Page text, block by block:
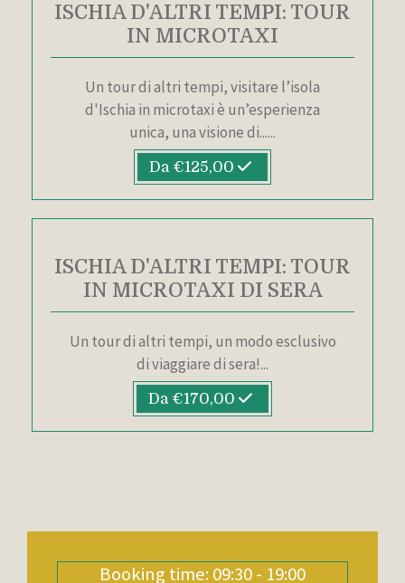
ISCHIA D'ALTRI TEMPI: TOUR
IN MICROTAXI
Un tour di altri tempi, visitare l’isola
d'Ischia in microtaxi è un’esperienza
unica, una visione di......
Da €125,00
ISCHIA D'ALTRI TEMPI: TOUR
IN MICROTAXI DI SERA
Un tour di altri tempi, un modo esclusivo
di viaggiare di sera!...
Da €170,00
Booking time: 09:30 - 19:00